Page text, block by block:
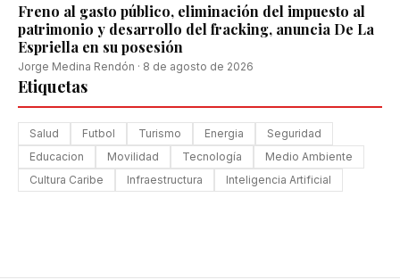
Freno al gasto público, eliminación del impuesto al
patrimonio y desarrollo del fracking, anuncia De La
Espriella en su posesión
Jorge Medina Rendón · 8 de agosto de 2026
Etiquetas
Salud Futbol Turismo Energia
Seguridad
Educacion
Movilidad Tecnología
Medio Ambiente
Cultura Caribe
Infraestructura Inteligencia Artificial